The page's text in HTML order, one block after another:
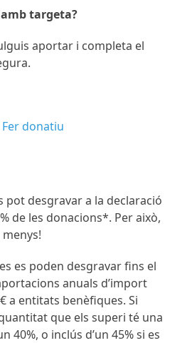
targeta?
aportar i completa el
Fer donatiu
pot desgravar a la declaració
de les donacions*. Per això,
es poden desgravar fins el
anuals d’import
a entitats benèfiques. Si
que els superi té una
40%, o inclús d’un 45% si es